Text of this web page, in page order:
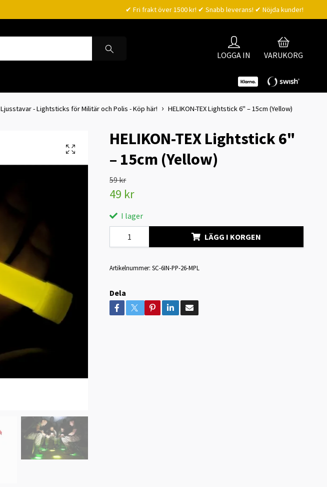
✔ Fri frakt över 1500 kr! ✔ Snabb leverans! ✔ Nöjda kunder!
LOGGA IN VARUKORG
Ljusstavar - Lightsticks för Militär och Polis - Köp här! HELIKON-TEX Lightstick 6" – 15cm (Yellow)
HELIKON-TEX Lightstick 6"
– 15cm (Yellow)
59 kr
49 kr
I lager
LÄGG I KORGEN
Artikelnummer: SC-6IN-PP-26-MPL
Dela